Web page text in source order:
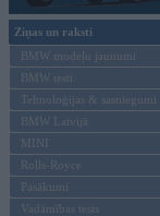
Ziņas un raksti
BMW modeļu jaunumi
BMW testi
Tehnoloģijas & sasniegumi
BMW Latvijā
MINI
Rolls-Royce
Pasākumi
Vadāmības tests